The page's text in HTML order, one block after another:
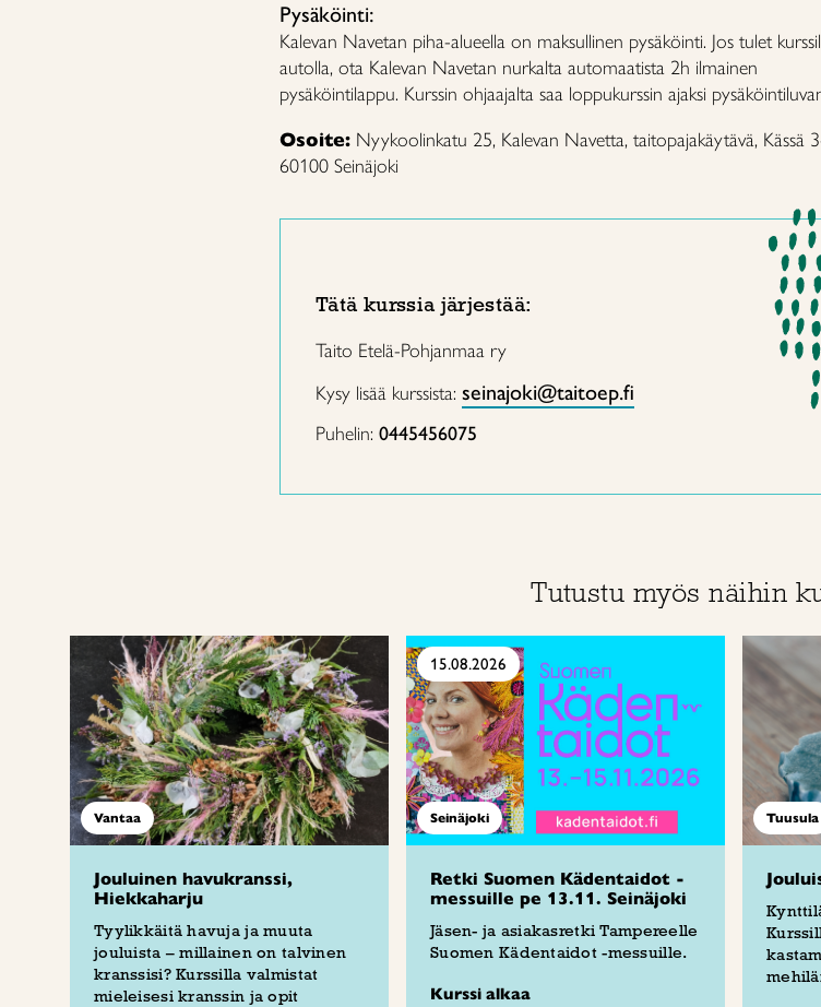
Pysäköinti:
Kalevan Navetan piha-alueella on maksullinen pysäköinti. Jos tulet
autolla, ota Kalevan Navetan nurkalta automaatista 2h ilmainen
pysäköintilappu. Kurssin ohjaajalta saa loppukurssin ajaksi
Osoite: Nyykoolinkatu 25, Kalevan Navetta, taitopajakäytävä, Kässä
60100 Seinäjoki
Tätä kurssia järjestää:
Taito Etelä-Pohjanmaa ry
Kysy lisää kurssista: seinajoki@taitoep.fi
Puhelin: 0445456075
Tutustu myös näihin
Vantaa
Jouluinen havukranssi,
Hiekkaharju
Tyylikkäitä havuja ja muuta
jouluista – millainen on talvinen
kranssisi? Kurssilla valmistat
mieleisesi kranssin ja opit
15.08.2026
Seinäjoki
Retki Suomen Kädentaidot -
messuille pe 13.11. Seinäjoki
Jäsen- ja asiakasretki Tampereelle
Suomen Kädentaidot -messuille.
Kurssi alkaa
Tuusula